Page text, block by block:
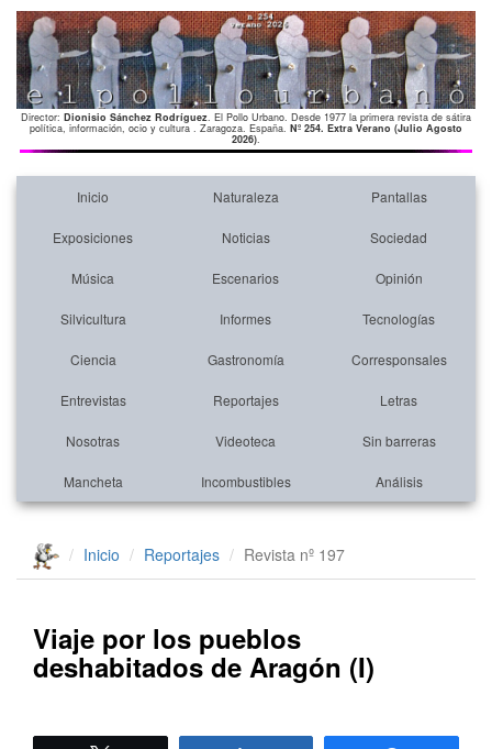
Director: Dionisio Sánchez Rodríguez. El Pollo Urbano. Desde 1977 la primera revista de sátira
política, información, ocio y cultura . Zaragoza. España. Nº 254. Extra Verano (Julio Agosto
2026).
Inicio Naturaleza Pantallas
Exposiciones Noticias Sociedad
Música Escenarios Opinión
Silvicultura Informes Tecnologías
Ciencia Gastronomía Corresponsales
Entrevistas Reportajes Letras
Nosotras Videoteca Sin barreras
Mancheta Incombustibles Análisis
Inicio Reportajes Revista nº 197
Viaje por los pueblos
deshabitados de Aragón (I)